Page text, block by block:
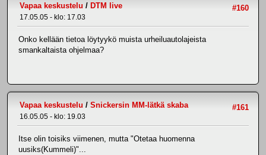
#160
Vapaa keskustelu / DTM live
17.05.05 - klo: 17.03
Onko kellään tietoa löytyykö muista urheiluautolajeista
smankaltaista ohjelmaa?
#161
Vapaa keskustelu / Snickersin MM-lätkä skaba
16.05.05 - klo: 19.03
Itse olin toisiks viimenen, mutta "Otetaa huomenna
uusiks(Kummeli)"...